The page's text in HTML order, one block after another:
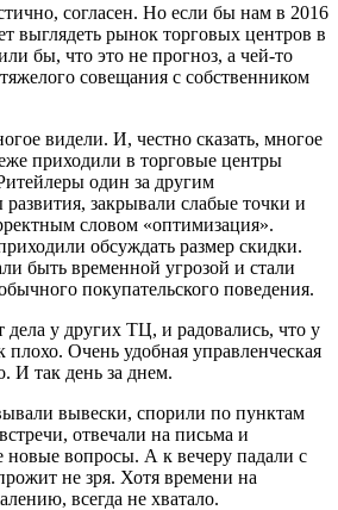
согласен. Но если бы нам в 2016
выглядеть рынок торговых центров в
бы, что это не прогноз, а чей-то
совещания с собственником
видели. И, честно сказать, многое
приходили в торговые центры
один за другим
закрывали слабые точки и
словом «оптимизация».
обсуждать размер скидки.
быть временной угрозой и стали
покупательского поведения.
у других ТЦ, и радовались, что у
плохо. Очень удобная управленческая
И так день за днем.
вывески, спорили по пунктам
отвечали на письма и
новые вопросы. А к вечеру падали с
не зря. Хотя времени на
всегда не хватало.